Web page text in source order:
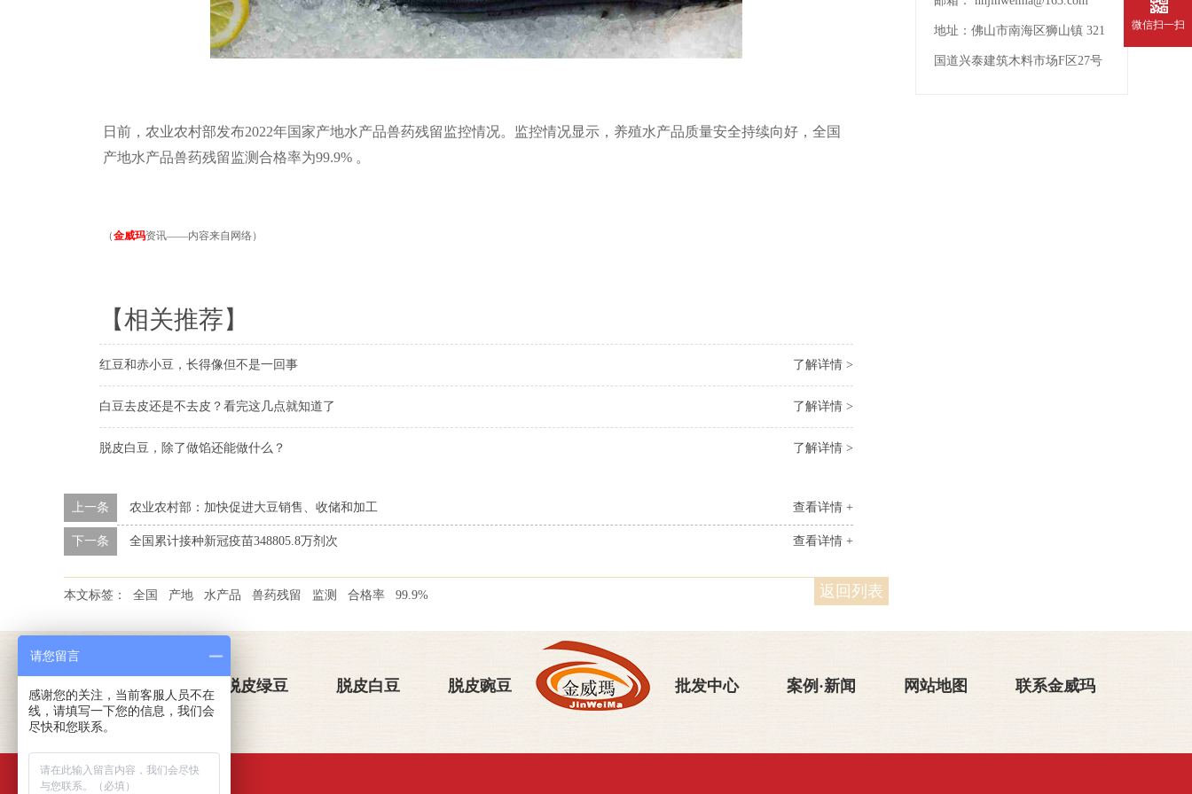
日前，农业农村部发布2022年国家产地水产品兽药残留监控情况。监控情况显示，养殖水产品质量安全持续向好，全国
产地水产品兽药残留监测合格率为99.9% 。
（金威玛资讯——内容来自网络）
【相关推荐】
了解详情 >
红豆和赤小豆，长得像但不是一回事
了解详情 >
白豆去皮还是不去皮？看完这几点就知道了
了解详情 >
脱皮白豆，除了做馅还能做什么？
查看详情 +
上一条 农业农村部：加快促进大豆销售、收储和加工
查看详情 +
下一条 全国累计接种新冠疫苗348805.8万剂次
返回列表
本文标签： 全国 产地 水产品 兽药残留 监测 合格率 99.9%
地址： 佛山市南海区狮山镇 321
国道兴泰建筑木料市场F区27号
关于金威玛 脱皮绿豆 脱皮白豆 脱皮豌豆 批发中心 案例·新闻 网站地图 联系金威玛
微信扫一扫
请您留言
感谢您的关注，当前客服人员不在
线，请填写一下您的信息，我们会
尽快和您联系。